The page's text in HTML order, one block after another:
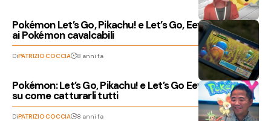
Pokémon Let’s Go, Pikachu! e Let’s Go, Eevee! – Guida
ai Pokémon cavalcabili
DiPATRIZIO COCCIA 8 anni fa
Pokémon: Let’s Go, Pikachu! e Let’s Go Eevee! – Guida
su come catturarli tutti
DiPATRIZIO COCCIA 8 anni fa